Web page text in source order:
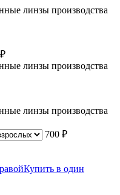
линзы производства
линзы производства
линзы производства
700 ₽
Купить в один